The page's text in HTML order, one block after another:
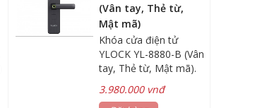
(Vân tay, Thẻ từ,
Mật mã)
Khóa cửa điện tử
YLOCK YL-8880-B (Vân
tay, Thẻ từ, Mật mã).
trong khóa - Cách mở
3.980.000 vnđ